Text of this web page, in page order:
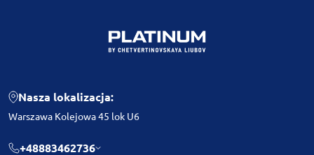
Nasza lokalizacja:
Warszawa Kolejowa 45 lok U6
+48883462736